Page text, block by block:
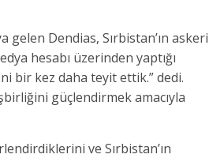
gelen Dendias, Sırbistan’ın askeri
hesabı üzerinden yaptığı
bir kez daha teyit ettik.” dedi.
güçlendirmek amacıyla
ve Sırbistan’ın